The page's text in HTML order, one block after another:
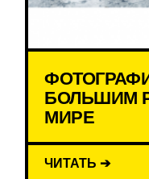
БОЛЬШИМ
МИРЕ
ЧИТАТЬ ➔